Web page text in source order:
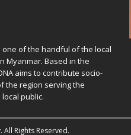
one of the handful of the local
Myanmar. Based in the
aims to contribute socio-
the region serving the
public.
Rights Reserved.